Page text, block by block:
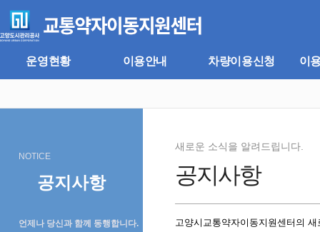
뉴
바
기
바
로
운영현황 이용안내 차량이용신청 이
공지사항
NOTICE
언제나 당신과 함께 동행합니다.
공지사항
새로운 소식을 알려드립니다.
고양시교통약자이동지원센터의